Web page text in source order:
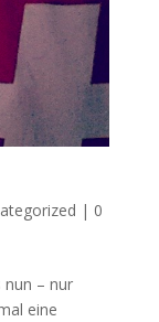
| 0
nun – nur
eine